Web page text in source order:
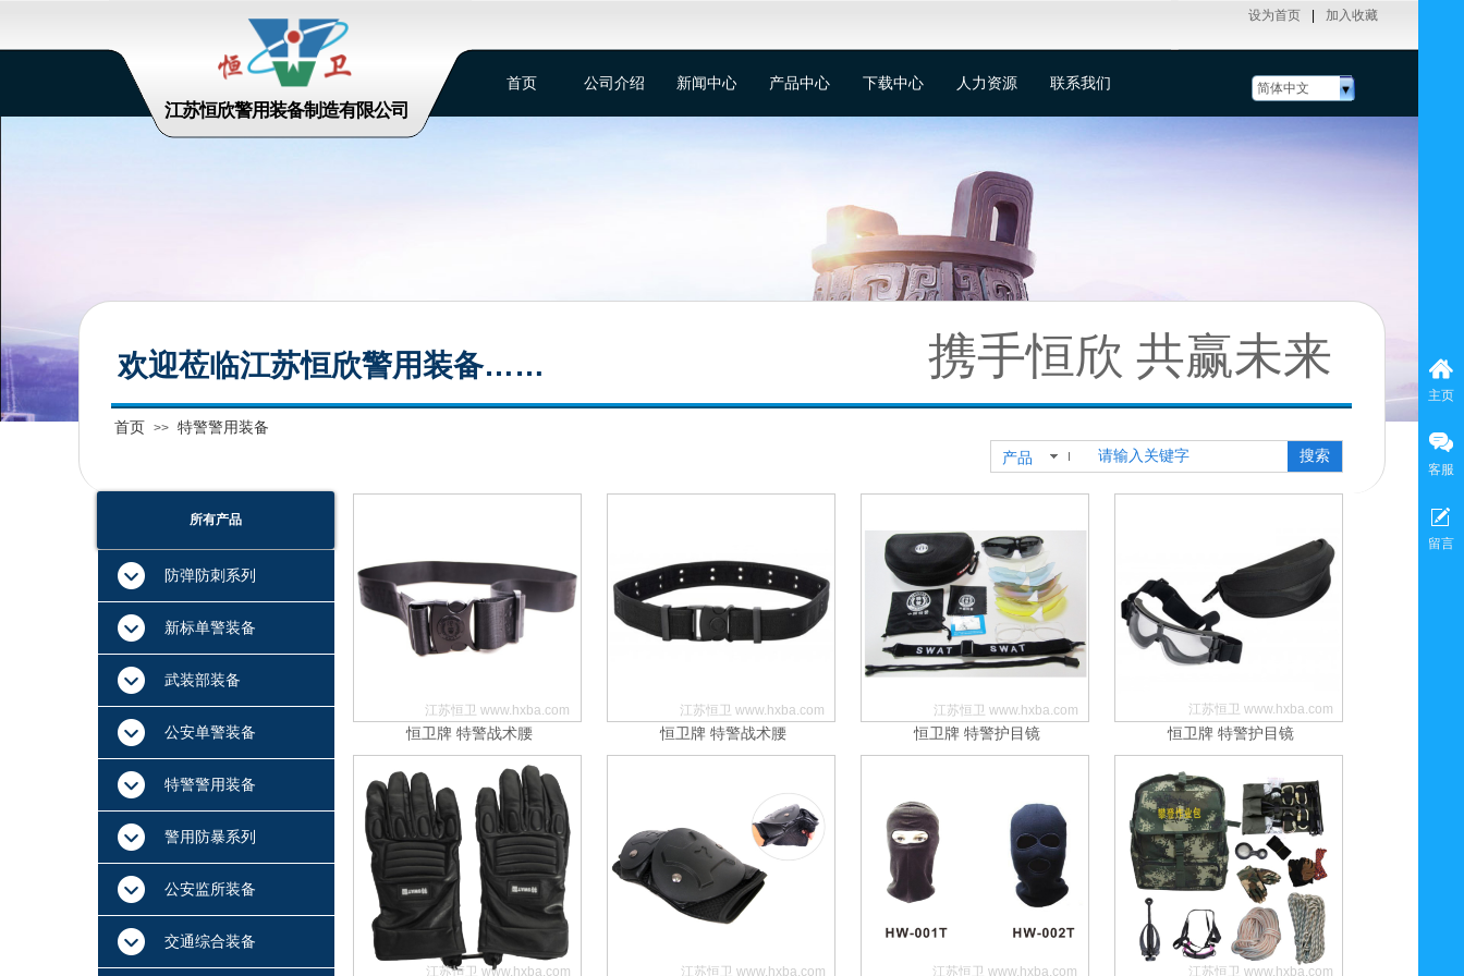
设为首页 加入收藏
简体中文
首页 公司介绍 新闻中心 产品中心 下载中心 人力资源 联系我们
江苏恒欣警用装备制造有限公司
携手恒欣 共赢未来
欢迎莅临江苏恒欣警用装备……
首页 >> 特警警用装备
产品
搜索
所有产品
恒卫牌 特警战术腰 恒卫牌 特警战术腰 恒卫牌 特警护目镜 恒卫牌 特警护目镜
防弹防刺系列
新标单警装备
武装部装备
公安单警装备
特警警用装备
警用防暴系列
公安监所装备
交通综合装备
江苏恒卫 www.hxba.com
江苏恒卫 www.hxba.com 江苏恒卫 www.hxba.com
江苏恒卫 www.hxba.com
江苏恒卫 www.hxba.com
江苏恒卫 www.hxba.com
江苏恒卫 www.hxba.com
江苏恒卫 www.hxba.com
主页
客服
留言